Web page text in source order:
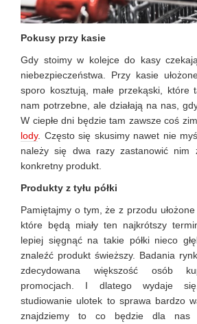
Pokusy przy kasie
Gdy stoimy w kolejce do kasy
niebezpieczeństwa. Przy kasie
sporo kosztują, małe przekąski, które
nam potrzebne, ale działają na nas,
W ciepłe dni będzie tam zawsze coś
lody. Często się skusimy nawet nie
należy się dwa razy zastanowić nim
konkretny produkt.
Produkty z tyłu półki
Pamiętajmy o tym, że z przodu
które będą miały ten najkrótszy
lepiej sięgnąć na takie półki nieco
znaleźć produkt świeższy. Badania
zdecydowana większość osób
promocjach. I dlatego wydaje
studiowanie ulotek to sprawa bardzo
znajdziemy to co będzie dla nas